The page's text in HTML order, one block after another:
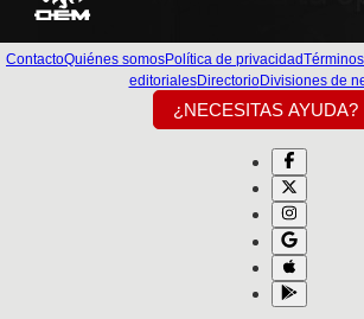
ContactoQuiénes somosPolítica de privacidad
editorialesDirectorioDivisiones de
¿NECESITAS AYUDA?